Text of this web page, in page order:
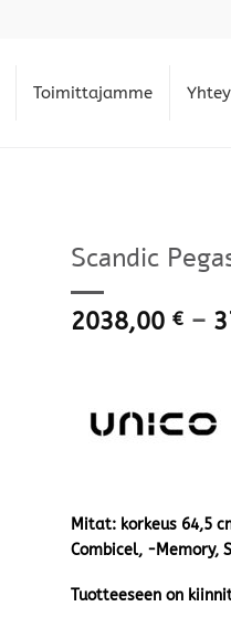
Toimittajamme
Scandic
2038,00 € –
Mitat: korkeus 64,5
Combicel, -
Tuotteeseen on